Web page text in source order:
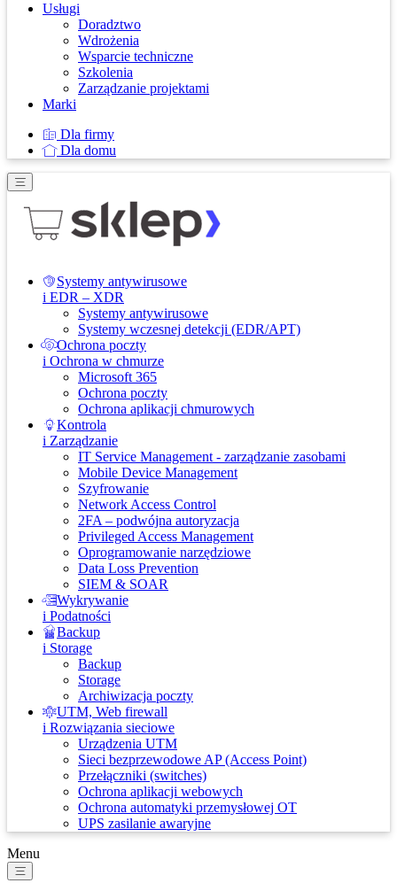
Usługi
Doradztwo
Wdrożenia
Wsparcie techniczne
Szkolenia
Zarządzanie projektami
Marki
Dla firmy
Dla domu
Systemy antywirusowe
i EDR – XDR
Systemy antywirusowe
Systemy wczesnej detekcji (EDR/APT)
Ochrona poczty
i Ochrona w chmurze
Microsoft 365
Ochrona poczty
Ochrona aplikacji chmurowych
Kontrola
i Zarządzanie
IT Service Management - zarządzanie zasobami
Mobile Device Management
Szyfrowanie
Network Access Control
2FA – podwójna autoryzacja
Privileged Access Management
Oprogramowanie narzędziowe
Data Loss Prevention
SIEM & SOAR
Wykrywanie
i Podatności
Backup
i Storage
Backup
Storage
Archiwizacja poczty
UTM, Web firewall
i Rozwiązania sieciowe
Urządzenia UTM
Sieci bezprzewodowe AP (Access Point)
Przełączniki (switches)
Ochrona aplikacji webowych
Ochrona automatyki przemysłowej OT
UPS zasilanie awaryjne
Menu